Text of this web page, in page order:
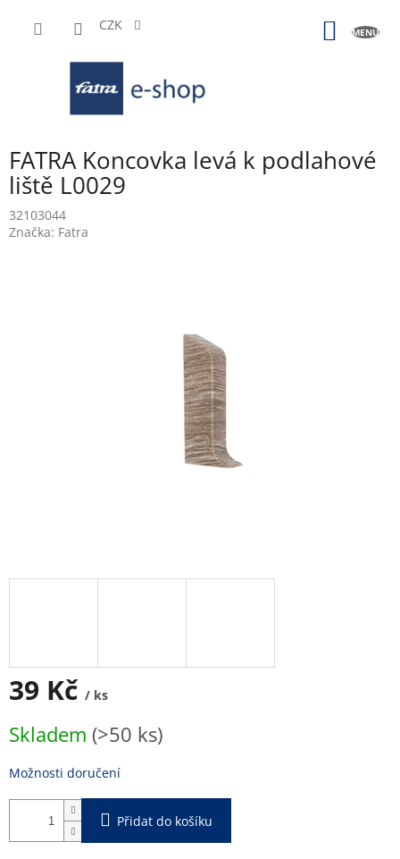
CZK
FATRA Koncovka levá k podlahové
liště L0029
32103044
Značka: Fatra
39 Kč / ks
cena:
Skladem (>50 ks)
Možnosti doručení
Přidat do košíku